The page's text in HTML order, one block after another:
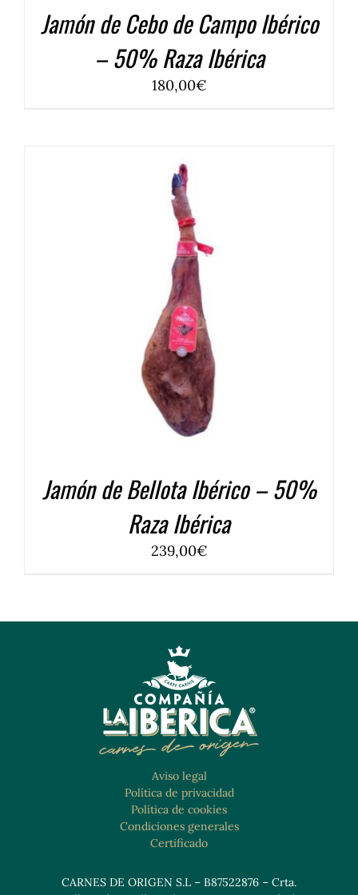
Jamón de Cebo de Campo Ibérico
– 50% Raza Ibérica
180,00€
/ DETALLES
Jamón de Bellota Ibérico – 50%
Raza Ibérica
239,00€
Aviso legal
Política de privacidad
Política de cookies
Condiciones generales
Certificado
CARNES DE ORIGEN S.L – B87522876 – Crta.